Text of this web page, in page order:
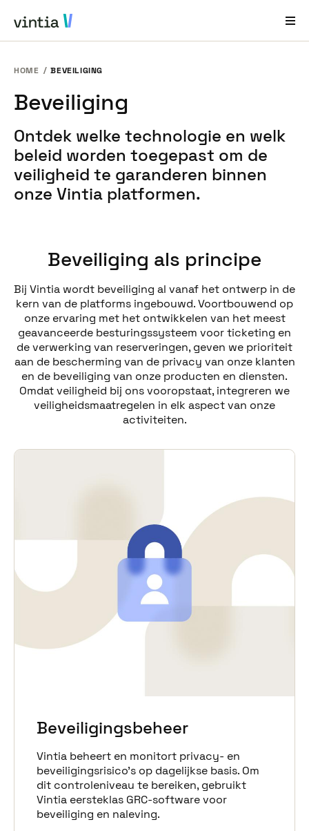
EN FR
Sectoren
Oplossingen
Producten
Over ons
Contact
HOME BEVEILIGING
Beveiliging
Ontdek welke technologie en welk
beleid worden toegepast om de
veiligheid te garanderen binnen
onze Vintia platformen.
Beveiliging als principe
Bij Vintia wordt beveiliging al vanaf het ontwerp in de
kern van de platforms ingebouwd. Voortbouwend op
onze ervaring met het ontwikkelen van het meest
geavanceerde besturingssysteem voor ticketing en
de verwerking van reserveringen, geven we prioriteit
aan de bescherming van de privacy van onze klanten
en de beveiliging van onze producten en diensten.
Omdat veiligheid bij ons vooropstaat, integreren we
veiligheidsmaatregelen in elk aspect van onze
activiteiten.
Beveiligingsbeheer
Vintia beheert en monitort privacy- en
beveiligingsrisico’s op dagelijkse basis. Om
dit controleniveau te bereiken, gebruikt
Vintia eersteklas GRC-software voor
beveiliging en naleving.